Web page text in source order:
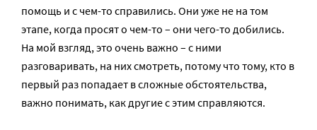
помощь и с чем-то справились. Они уже не на том
этапе, когда просят о чем-то – они чего-то добились.
На мой взгляд, это очень важно – с ними
разговаривать, на них смотреть, потому что тому, кто в
первый раз попадает в сложные обстоятельства,
важно понимать, как другие с этим справляются.